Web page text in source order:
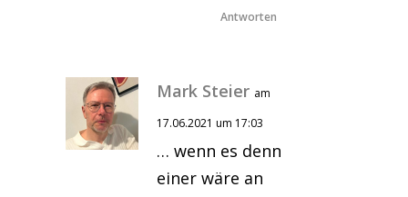
Antworten
Mark Steier am
17.06.2021 um 17:03
… wenn es denn
einer wäre an